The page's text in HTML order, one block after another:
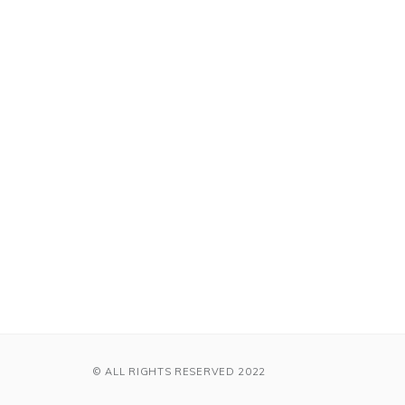
© ALL RIGHTS RESERVED 2022